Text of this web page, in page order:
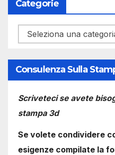
Categorie
Categorie
Consulenza Sulla
Scriveteci se avete
stampa 3d
Se volete condividere
esigenze compilate la